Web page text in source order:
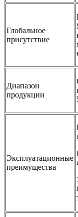
Глобальное
присутствие
Диапазон
продукции
Эксплуатационные
преимущества